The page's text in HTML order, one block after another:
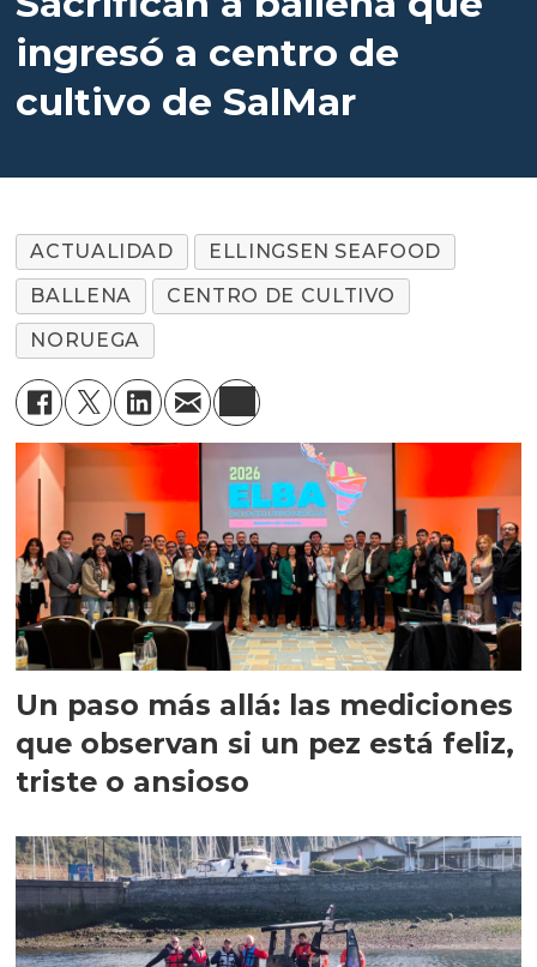
ingresó a centro de
cultivo de SalMar
ACTUALIDAD
ELLINGSEN SEAFOOD
BALLENA
CENTRO DE CULTIVO
NORUEGA
Un paso más allá: las mediciones
que observan si un pez está feliz,
triste o ansioso